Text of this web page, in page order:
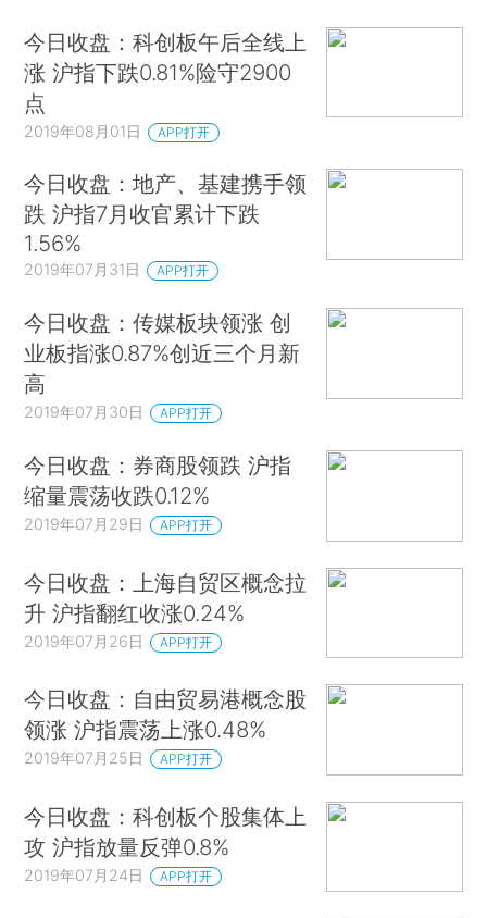
今日收盘：科创板午后全线上
涨 沪指下跌0.81%险守2900
点
2019年08月01日 APP打开
今日收盘：地产、基建携手领
跌 沪指7月收官累计下跌
1.56%
2019年07月31日 APP打开
今日收盘：传媒板块领涨 创
业板指涨0.87%创近三个月新
高
2019年07月30日 APP打开
今日收盘：券商股领跌 沪指
缩量震荡收跌0.12%
2019年07月29日 APP打开
今日收盘：上海自贸区概念拉
升 沪指翻红收涨0.24%
2019年07月26日 APP打开
今日收盘：自由贸易港概念股
领涨 沪指震荡上涨0.48%
2019年07月25日 APP打开
今日收盘：科创板个股集体上
攻 沪指放量反弹0.8%
2019年07月24日 APP打开